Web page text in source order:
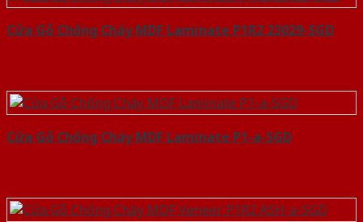
Cửa Gỗ Chống Cháy MDF Laminate P1R2 23029-SGD
Cửa Gỗ Chống Cháy MDF Laminate P1-a-SGD